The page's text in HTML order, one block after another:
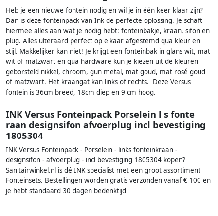
Heb je een nieuwe fontein nodig en wil je in één keer klaar zijn?
Dan is deze fonteinpack van Ink de perfecte oplossing. Je schaft
hiermee alles aan wat je nodig hebt: fonteinbakje, kraan, sifon en
plug. Alles uiteraard perfect op elkaar afgestemd qua kleur en
stijl. Makkelijker kan niet! Je krijgt een fonteinbak in glans wit, mat
wit of matzwart en qua hardware kun je kiezen uit de kleuren
geborsteld nikkel, chroom, gun metal, mat goud, mat rosé goud
of matzwart. Het kraangat kan links of rechts. Deze Versus
fontein is 36cm breed, 18cm diep en 9 cm hoog.
INK Versus Fonteinpack Porselein l s fonte
raan designsifon afvoerplug incl bevestiging
1805304
INK Versus Fonteinpack - Porselein - links fonteinkraan -
designsifon - afvoerplug - incl bevestiging 1805304 kopen?
Sanitairwinkel.nl is dé INK specialist met een groot assortiment
Fonteinsets. Bestellingen worden gratis verzonden vanaf € 100 en
je hebt standaard 30 dagen bedenktijd